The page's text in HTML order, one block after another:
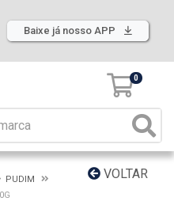
Baixe já nosso APP
0
VOLTAR
PUDIM